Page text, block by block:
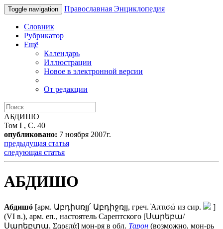
Toggle navigation Православная Энциклопедия
Словник
Рубрикатор
Ещё
Календарь
Иллюстрации
Новое в электронной версии
От редакции
АБДИШО
Том I , С. 40
опубликовано: 7 ноября 2007г.
предыдущая статья
следующая статья
АБДИШО
Абдишó [арм. Աբդիսռյյ՛ Աբդիջռյյ, греч. ̓Απτισώ из сир.
]
(VI в.), арм. еп., настоятель Сарептского [Սարեբա/
Սարեբտա, Σαρεπά] мон-ря в обл. Тарон (возможно, мон-рь